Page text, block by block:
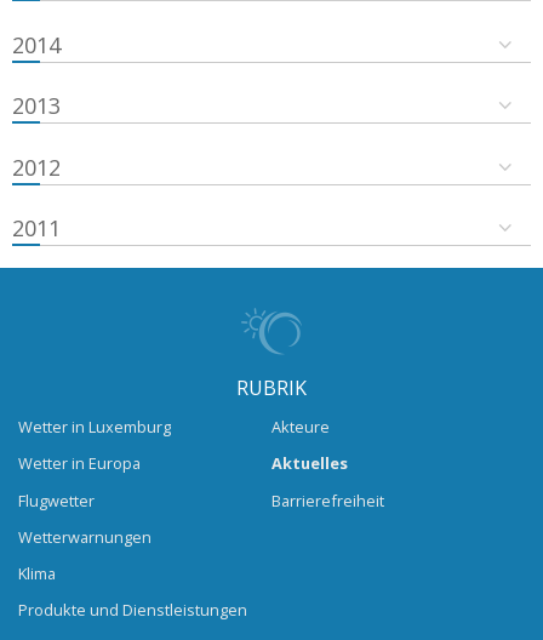
2014
2013
2012
2011
RUBRIK
Wetter in Luxemburg
Wetter in Europa
Flugwetter
Wetterwarnungen
Klima
Produkte und Dienstleistungen
Akteure
Aktuelles
Barrierefreiheit